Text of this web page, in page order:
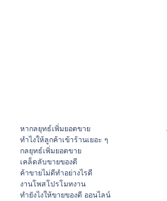
หากลยุทธ์เพิ่มยอดขาย
ทําไงให้ลูกค้าเข้าร้านเยอะ ๆ
กลยุทธ์เพิ่มยอดขาย
เคล็ดลับขายของดี
ค้าขายไม่ดีทำอย่างไรดี
งานโพสโปรโมทงาน
ทํายังไงให้ขายของดี ออนไลน์